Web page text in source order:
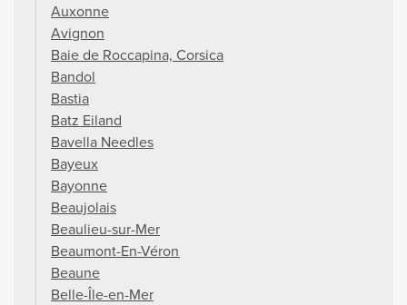
Auxonne
Avignon
Baie de Roccapina, Corsica
Bandol
Bastia
Batz Eiland
Bavella Needles
Bayeux
Bayonne
Beaujolais
Beaulieu-sur-Mer
Beaumont-En-Véron
Beaune
Belle-Île-en-Mer